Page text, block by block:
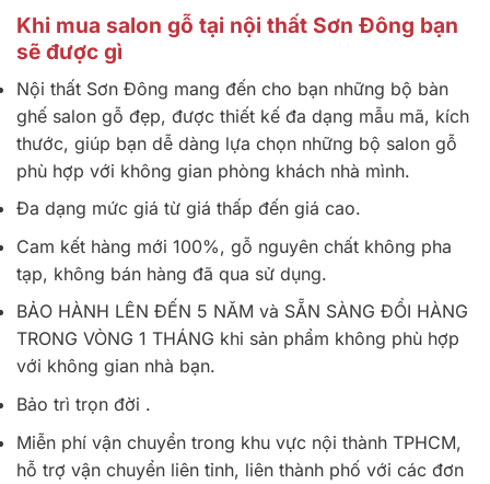
Khi mua salon gỗ tại nội thất Sơn Đông bạn
sẽ được gì
Nội thất Sơn Đông mang đến cho bạn những bộ bàn
ghế salon gỗ đẹp, được thiết kế đa dạng mẫu mã, kích
thước, giúp bạn dễ dàng lựa chọn những bộ salon gỗ
phù hợp với không gian phòng khách nhà mình.
Đa dạng mức giá từ giá thấp đến giá cao.
Cam kết hàng mới 100%, gỗ nguyên chất không pha
tạp, không bán hàng đã qua sử dụng.
BẢO HÀNH LÊN ĐẾN 5 NĂM và SẴN SÀNG ĐỔI HÀNG
TRONG VÒNG 1 THÁNG khi sản phẩm không phù hợp
với không gian nhà bạn.
Bảo trì trọn đời .
Miễn phí vận chuyển trong khu vực nội thành TPHCM,
hỗ trợ vận chuyển liên tỉnh, liên thành phố với các đơn